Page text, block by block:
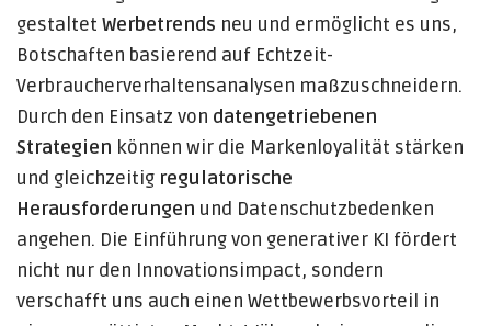
gestaltet Werbetrends neu und ermöglicht es uns,
Botschaften basierend auf Echtzeit-
Verbraucherverhaltensanalysen maßzuschneidern.
Durch den Einsatz von datengetriebenen
Strategien können wir die Markenloyalität stärken
und gleichzeitig regulatorische
Herausforderungen und Datenschutzbedenken
angehen. Die Einführung von generativer KI fördert
nicht nur den Innovationsimpact, sondern
verschafft uns auch einen Wettbewerbsvorteil in